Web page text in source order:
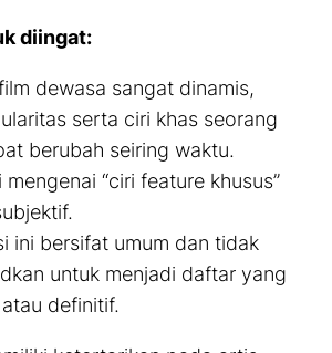
diingat:
dewasa sangat dinamis,
serta ciri khas seorang
berubah seiring waktu.
mengenai “ciri feature khusus”
ini bersifat umum dan tidak
untuk menjadi daftar yang
definitif.